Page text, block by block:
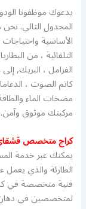
يدعوك موظفونا
المجدول التالي.
الأساسية
التلقائية ، من
الفرامل ، البريك,
كاتم الصوت ،
مضخات الماء
مركبتك موثوق وآمن.
كراج متخصص
يمكنك عبر خدمة
فنية متخصصة في
لمتخصصين في دهان